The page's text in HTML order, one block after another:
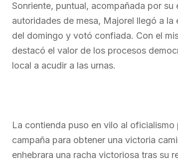
Sonriente, puntual, acompañada por
autoridades de mesa, Majorel llegó a la
del domingo y votó confiada. Con el
destacó el valor de los procesos
local a acudir a las urnas.
La contienda puso en vilo al
campaña para obtener una victoria
enhebrara una racha victoriosa tras su